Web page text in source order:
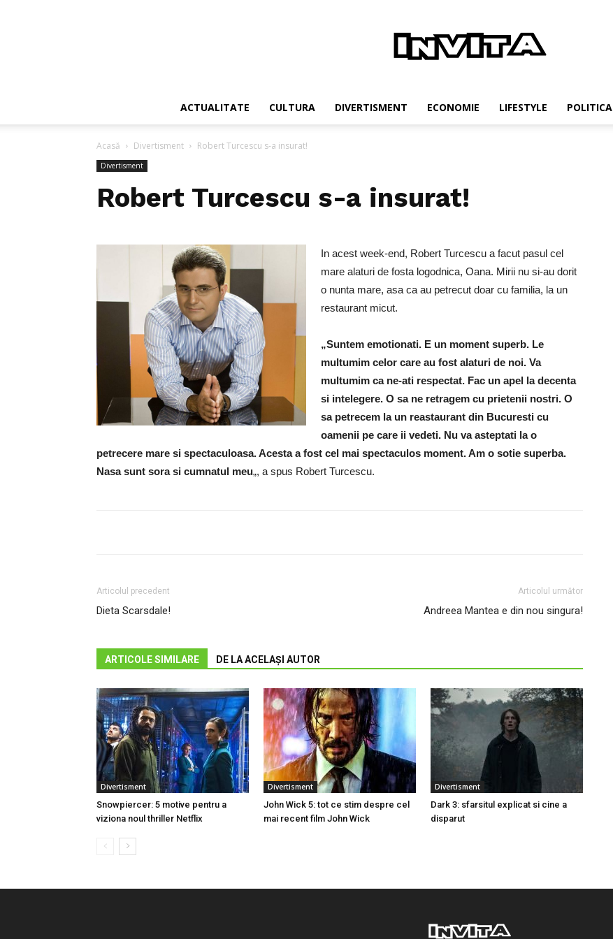
Invita
ACTUALITATE CULTURA DIVERTISMENT ECONOMIE LIFESTYLE POLITICA
Acasă Divertisment Robert Turcescu s-a insurat!
Divertisment
Robert Turcescu s-a insurat!
In acest week-end, Robert Turcescu a facut pasul cel
mare alaturi de fosta logodnica, Oana. Mirii nu si-au dorit
o nunta mare, asa ca au petrecut doar cu familia, la un
restaurant micut.
„Suntem emotionati. E un moment superb. Le
multumim celor care au fost alaturi de noi. Va
multumim ca ne-ati respectat. Fac un apel la decenta
si intelegere. O sa ne retragem cu prietenii nostri. O
sa petrecem la un reastaurant din Bucuresti cu
oamenii pe care ii vedeti. Nu va asteptati la o
petrecere mare si spectaculoasa. Acesta a fost cel mai spectaculos moment. Am o sotie superba.
Nasa sunt sora si cumnatul meu„, a spus Robert Turcescu.
Articolul precedent
Dieta Scarsdale!
Articolul următor
Andreea Mantea e din nou singura!
ARTICOLE SIMILARE DE LA ACELAȘI AUTOR
Divertisment
Snowpiercer: 5 motive pentru a
viziona noul thriller Netflix
Divertisment
John Wick 5: tot ce stim despre cel
mai recent film John Wick
Divertisment
Dark 3: sfarsitul explicat si cine a
disparut